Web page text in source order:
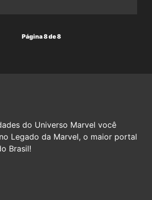
Página 8 de 8
do Universo Marvel você
Legado da Marvel, o maior portal
Brasil!